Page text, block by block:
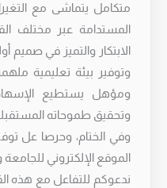
متكامل يتماشى مع
المستدامة عبر مختلف
الابتكار والتميز في صميم
وتوفير بيئة تعليمية
ومؤهل يستطيع
وتحقيق طموحاته
وفي الختام، وحرصا عل
الموقع الإلكتروني
ندعوكم للتفاعل مع هذه